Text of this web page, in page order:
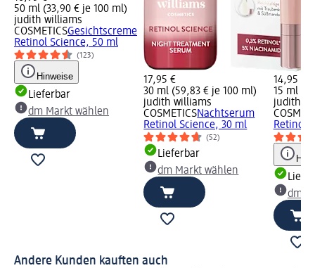
50 ml (33,90 € je 100 ml)
judith williams
COSMETICSGesichtscreme
Retinol Science, 50 ml
(123)
Hinweise
Lieferbar
dm Markt wählen
17,95 €
30 ml (59,83 € je 100 ml)
judith williams
COSMETICSNachtserum
Retinol Science, 30 ml
(52)
Lieferbar
dm Markt wählen
14,95 €
15 ml
judith
Retinol
dm
Andere Kunden kauften auch